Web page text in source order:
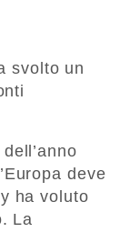
svolto un
deve
ha voluto
La